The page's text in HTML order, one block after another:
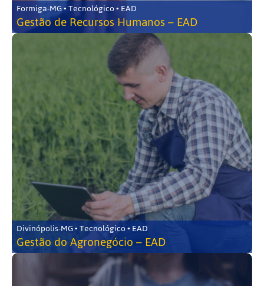
Formiga-MG • Tecnológico • EAD
Gestão de Recursos Humanos – EAD
Divinópolis-MG • Tecnológico • EAD
Gestão do Agronegócio – EAD